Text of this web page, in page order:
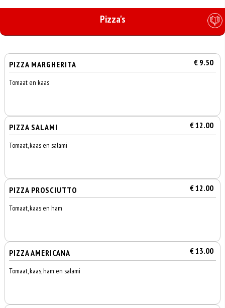
Pizza's
PIZZA MARGHERITA € 9.50
Tomaat en kaas
PIZZA SALAMI € 12.00
Tomaat, kaas en salami
PIZZA PROSCIUTTO € 12.00
Tomaat, kaas en ham
PIZZA AMERICANA € 13.00
Tomaat, kaas, ham en salami